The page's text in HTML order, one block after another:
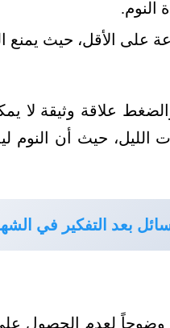
النوم.
على الأقل، حيث يمنع
علاقة وثيقة لا
الليل، حيث أن النوم
بعد التفكير في
وضوحاً لعدم الحصول